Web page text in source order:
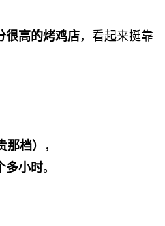
很高的烤鸡店，看起来挺靠
档）
，
多小时。